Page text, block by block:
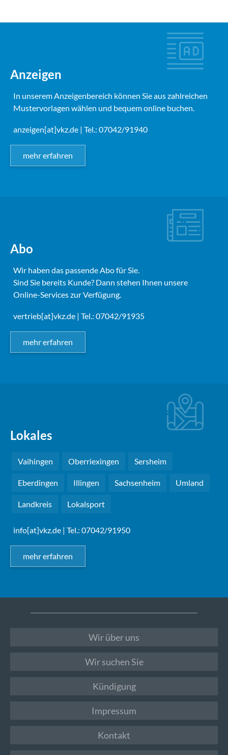
Anzeigen
In unserem Anzeigenbereich können Sie aus zahlreichen
Mustervorlagen wählen und bequem online buchen.
anzeigen[at]vkz.de | Tel.: 07042/91940
mehr erfahren
Abo
Wir haben das passende Abo für Sie.
Sind Sie bereits Kunde? Dann stehen Ihnen unsere
Online-Services zur Verfügung.
vertrieb[at]vkz.de | Tel.: 07042/91935
mehr erfahren
Lokales
Vaihingen Oberriexingen Sersheim
Eberdingen Illingen Sachsenheim Umland
Landkreis Lokalsport
info[at]vkz.de | Tel.: 07042/91950
mehr erfahren
Wir über uns
Wir suchen Sie
Kündigung
Impressum
Kontakt